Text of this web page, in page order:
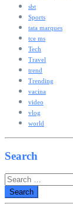
sbt
Sports
tata marques
tce ms
Tech
Travel
trend
Trending
vacina
video
vlog
world
Search
Search
for: